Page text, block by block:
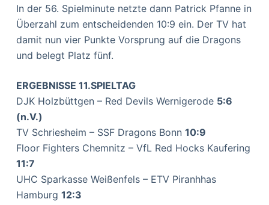
In der 56. Spielminute netzte dann Patrick Pfanne in
Überzahl zum entscheidenden 10:9 ein. Der TV hat
damit nun vier Punkte Vorsprung auf die Dragons
und belegt Platz fünf.
ERGEBNISSE 11.SPIELTAG
DJK Holzbüttgen – Red Devils Wernigerode 5:6
(n.V.)
TV Schriesheim – SSF Dragons Bonn 10:9
Floor Fighters Chemnitz – VfL Red Hocks Kaufering
11:7
UHC Sparkasse Weißenfels – ETV Piranhhas
Hamburg 12:3